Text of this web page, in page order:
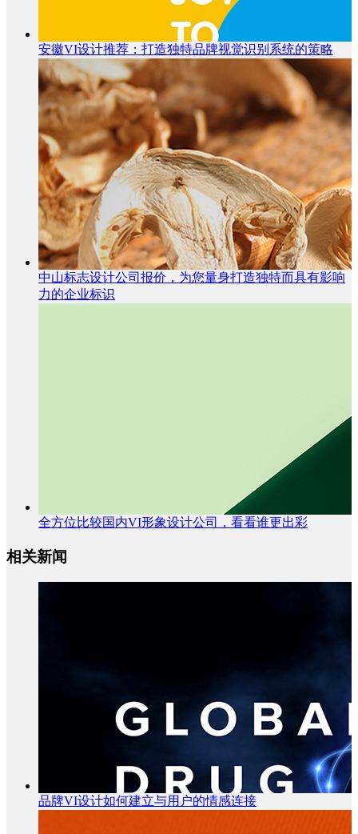
安徽VI设计推荐：打造独特品牌视觉识别系统的策略
中山标志设计公司报价，为您量身打造独特而具有影响
力的企业标识
全方位比较国内VI形象设计公司，看看谁更出彩
相关新闻
品牌VI设计如何建立与用户的情感连接